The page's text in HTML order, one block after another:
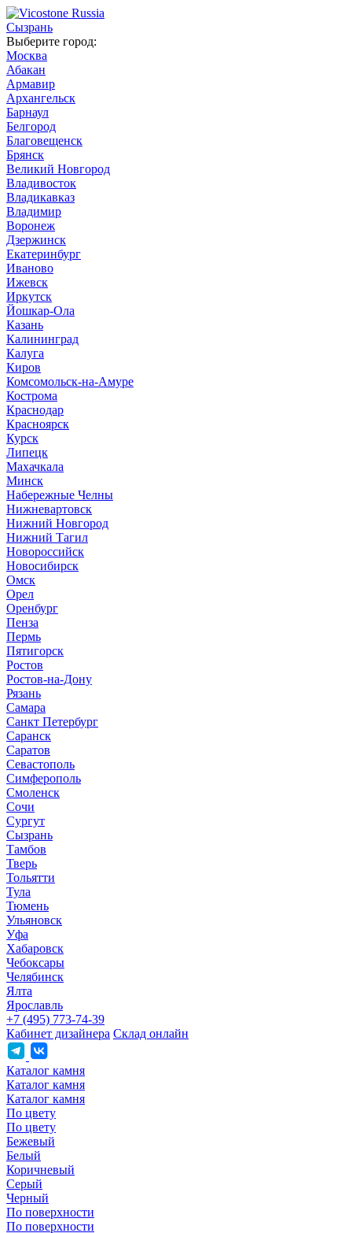
Сызрань
Выберите город:
Москва
Абакан
Армавир
Архангельск
Барнаул
Белгород
Благовещенск
Брянск
Великий Новгород
Владивосток
Владикавказ
Владимир
Воронеж
Дзержинск
Екатеринбург
Иваново
Ижевск
Иркутск
Йошкар-Ола
Казань
Калининград
Калуга
Киров
Комсомольск-на-Амуре
Кострома
Краснодар
Красноярск
Курск
Липецк
Махачкала
Минск
Набережные Челны
Нижневартовск
Нижний Новгород
Нижний Тагил
Новороссийск
Новосибирск
Омск
Орел
Оренбург
Пенза
Пермь
Пятигорск
Ростов
Ростов-на-Дону
Рязань
Самара
Санкт Петербург
Саранск
Саратов
Севастополь
Симферополь
Смоленск
Сочи
Сургут
Сызрань
Тамбов
Тверь
Тольятти
Тула
Тюмень
Ульяновск
Уфа
Хабаровск
Чебоксары
Челябинск
Ялта
Ярославль
+7 (495) 773-74-39
Кабинет дизайнера Склад онлайн
Каталог камня
Каталог камня
Каталог камня
По цвету
По цвету
Бежевый
Белый
Коричневый
Серый
Черный
По поверхности
По поверхности